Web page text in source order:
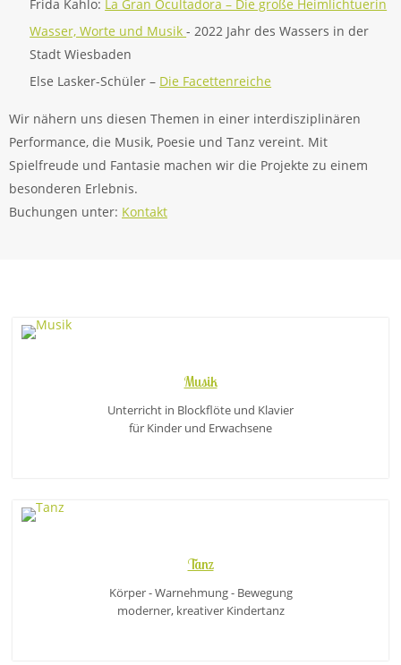
Frida Kahlo: La Gran Ocultadora – Die große Heimlichtuerin
Wasser, Worte und Musik- 2022 Jahr des Wassers in der
Stadt Wiesbaden
Else Lasker-Schüler – Die Facettenreiche
Wir nähern uns diesen Themen in einer interdisziplinären
Performance, die Musik, Poesie und Tanz vereint. Mit
Spielfreude und Fantasie machen wir die Projekte zu einem
besonderen Erlebnis.
Buchungen unter: Kontakt
Musik
Unterricht in Blockflöte und Klavier
für Kinder und Erwachsene
Tanz
Körper - Warnehmung - Bewegung
moderner, kreativer Kindertanz